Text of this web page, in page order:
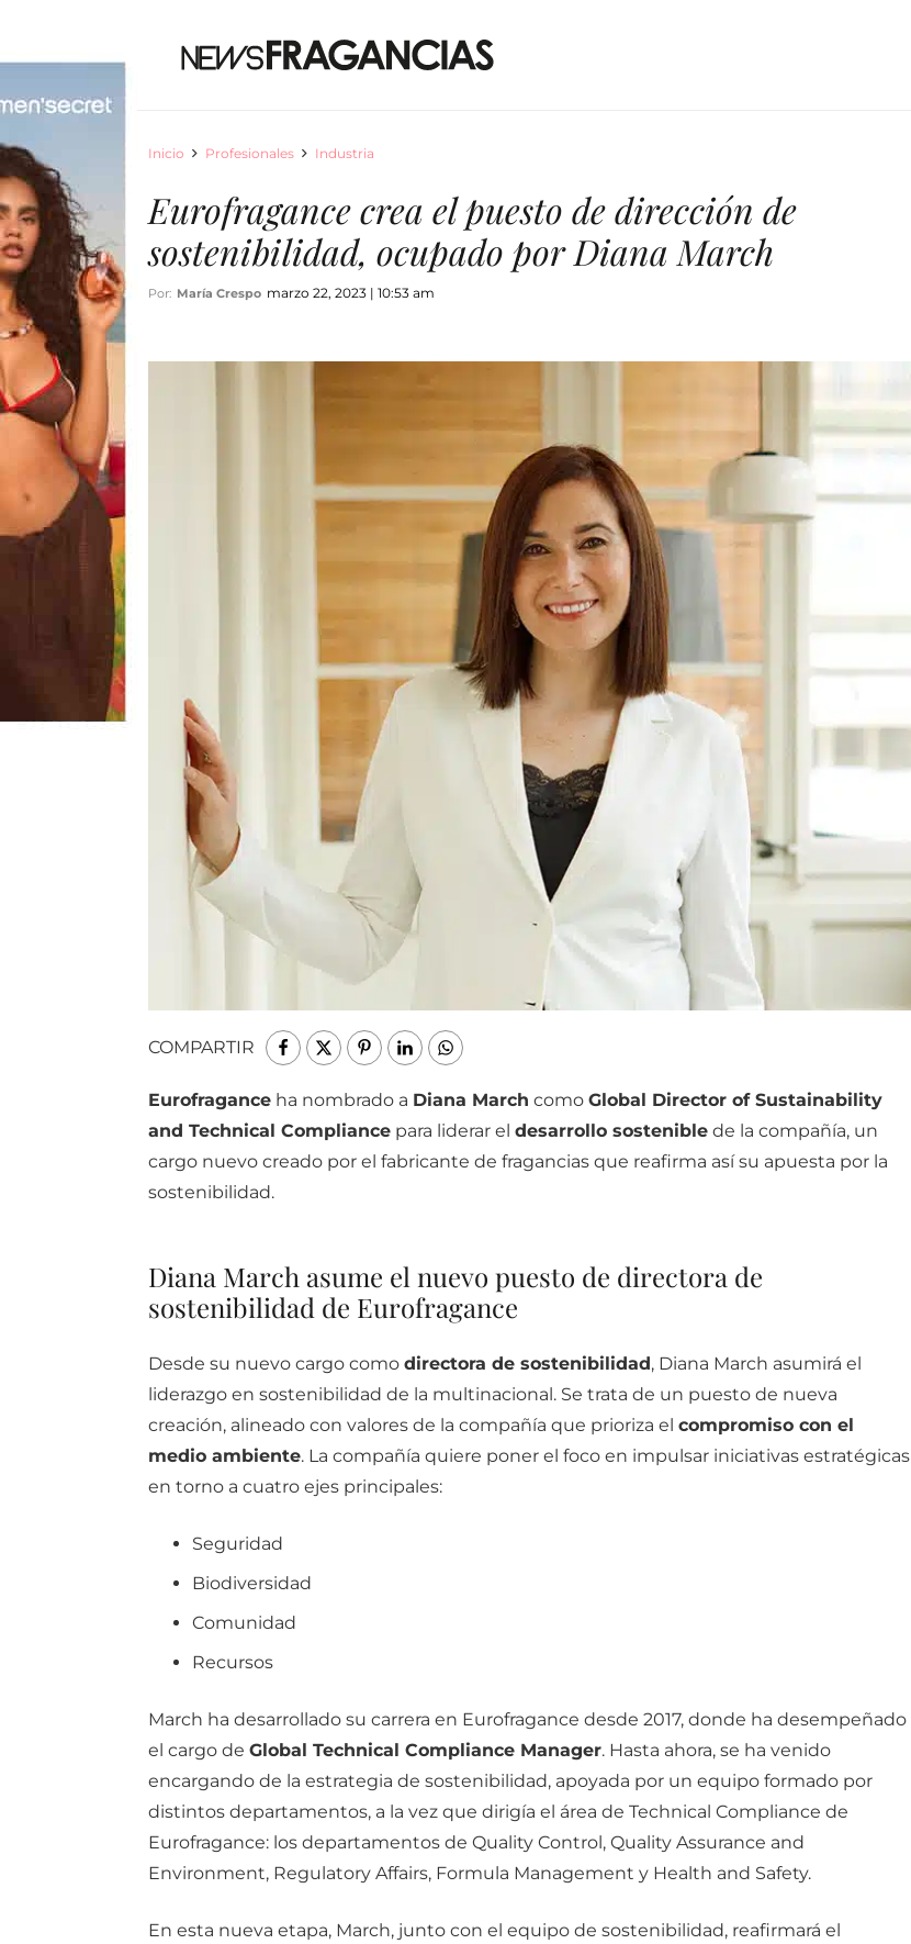
Inicio Profesionales Industria
Eurofragance crea el puesto de dirección de
sostenibilidad, ocupado por Diana March
Por: María Crespo marzo 22, 2023 | 10:53 am
COMPARTIR
Eurofraganceha nombrado a Diana March como Global Director of Sustainability
and Technical Compliancepara liderar el desarrollo sosteniblede la compañía, un
cargo nuevo creado por el fabricante de fragancias que reafirma así su apuesta por la
sostenibilidad.
Diana March asume el nuevo puesto de directora de
sostenibilidad de Eurofragance
Desde su nuevo cargo como directora de sostenibilidad, Diana March asumirá el
liderazgo en sostenibilidad de la multinacional. Se trata de un puesto de nueva
creación, alineado con valores de la compañía que prioriza el compromiso con el
medio ambiente. La compañía quiere poner el foco en impulsar iniciativas estratégicas
en torno a cuatro ejes principales:
Seguridad
Biodiversidad
Comunidad
Recursos
March ha desarrollado su carrera en Eurofragance desde 2017, donde ha desempeñado
el cargo de Global Technical Compliance Manager. Hasta ahora, se ha venido
encargando de la estrategia de sostenibilidad, apoyada por un equipo formado por
distintos departamentos, a la vez que dirigía el área de Technical Compliance de
Eurofragance: los departamentos de Quality Control, Quality Assurance and
Environment, Regulatory Affairs, Formula Management y Health and Safety.
En esta nueva etapa, March, junto con el equipo de sostenibilidad, reafirmará el